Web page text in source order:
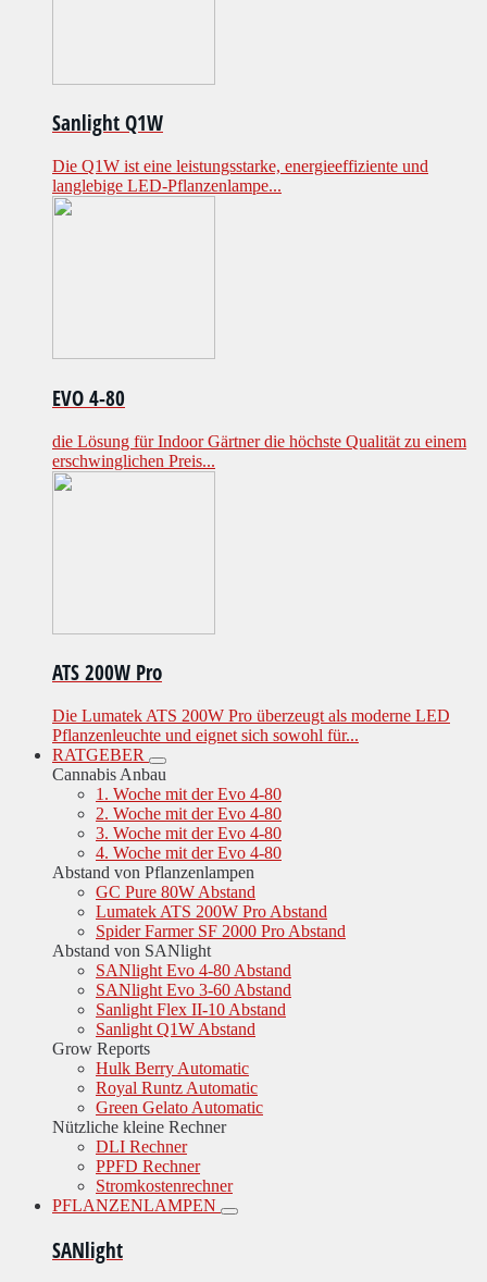
Sanlight Q1W
Die Q1W ist eine leistungsstarke, energieeffiziente und
langlebige LED-Pflanzenlampe...
EVO 4-80
die Lösung für Indoor Gärtner die höchste Qualität zu einem
erschwinglichen Preis...
ATS 200W Pro
Die Lumatek ATS 200W Pro überzeugt als moderne LED
Pflanzenleuchte und eignet sich sowohl für...
RATGEBER
Cannabis Anbau
1. Woche mit der Evo 4-80
2. Woche mit der Evo 4-80
3. Woche mit der Evo 4-80
4. Woche mit der Evo 4-80
Abstand von Pflanzenlampen
GC Pure 80W Abstand
Lumatek ATS 200W Pro Abstand
Spider Farmer SF 2000 Pro Abstand
Abstand von SANlight
SANlight Evo 4-80 Abstand
SANlight Evo 3-60 Abstand
Sanlight Flex II-10 Abstand
Sanlight Q1W Abstand
Grow Reports
Hulk Berry Automatic
Royal Runtz Automatic
Green Gelato Automatic
Nützliche kleine Rechner
DLI Rechner
PPFD Rechner
Stromkostenrechner
PFLANZENLAMPEN
SANlight